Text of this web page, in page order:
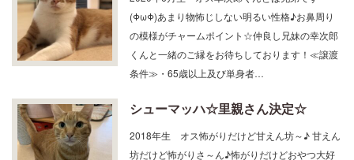
(ΦωΦ)あまり物怖じしない明るい性格♪お鼻周り
の模様がチャームポイント☆仲良し兄妹の幸次郎
くんと一緒のご縁をお待ちしております！≪譲渡
条件≫・65歳以上及び単身者…
シューマッハ☆里親さん決定☆
2018年生 オス怖がりだけど甘えん坊～♪ 甘えん
坊だけど怖がりさ～ん♪怖がりだけどおやつ大好